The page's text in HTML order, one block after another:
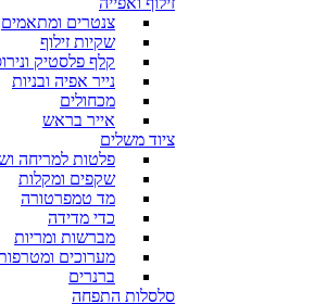
צנטרים ומתאמים
שקיות זילוף
קלף פלסטיק
נייר אפיה ובניות
מכחולים
אייר בראש
ציוד משלים
פלטות למריחה
שקפים ומקלות
מד טמפרטורה
כדי מדידה
מברשות ומריות
מערוכים
ברנרים
סלסלות התפחה